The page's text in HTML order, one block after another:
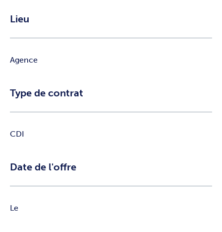
Lieu
Agence
Type de contrat
CDI
Date de l'offre
Le